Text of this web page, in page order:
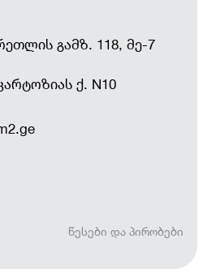
გამზ. 118, მე-7
ქ. N10
წესები და პირობები